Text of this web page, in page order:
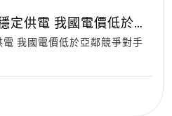
定供電 我國電價低於亞
沒有產業出走問題
我國電價低於亞鄰競爭對手